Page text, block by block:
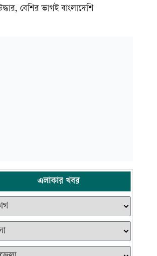
বেশির ভাগই বাংলাদেশি
এলাকার খবর